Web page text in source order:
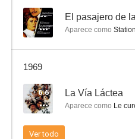
--
-- El pasajero de
Aparece como
1969
6.6 La Vía Láctea
Aparece como Le curé
Ver todo